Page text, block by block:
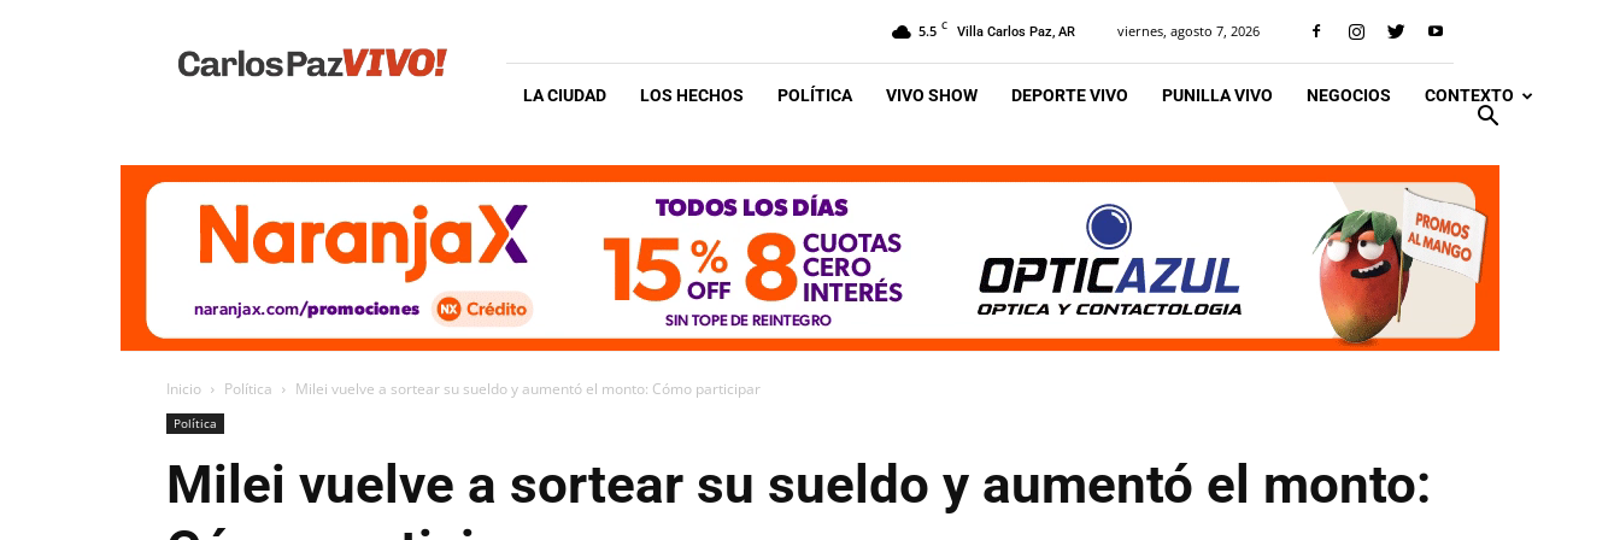
Vivo
5.5 C Villa Carlos Paz, AR viernes, agosto 7, 2026
LA CIUDAD LOS HECHOS POLÍTICA VIVO SHOW DEPORTE VIVO PUNILLA VIVO NEGOCIOS CONTEXTO
Inicio Política Milei vuelve a sortear su sueldo y aumentó el monto: Cómo participar
Política
Milei vuelve a sortear su sueldo y aumentó el monto: